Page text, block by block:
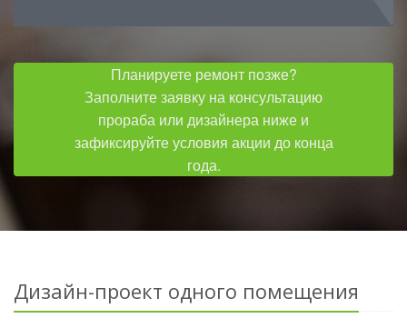
Планируете ремонт позже?
Заполните заявку на консультацию
прораба или дизайнера ниже и
зафиксируйте условия акции до конца
года.
Дизайн-проект одного помещения